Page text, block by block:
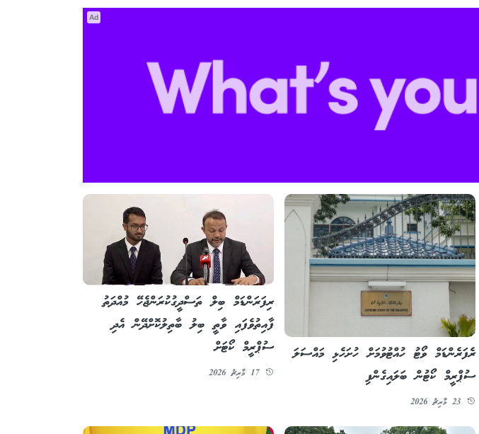
Ad
ރެފަރެންޑަމް ވޯޓު ހުއްޓުވުމަށް ހުށަހެޅި މައްސަލަ
ސުޕްރީމް ކޯޓުން ބަލައިގެންފި
ރިފަރަންޑަމް ބިލް ތަސްދީގުކުރަންޖެހޭ މުއްދަތު
ފާއިތުވެފައި ވާތީ ބިލު ބާތިލުކޮށްދޭން އެދި
ސުޕްރީމް ކޯޓަށް
17 މާރިޗު 2026